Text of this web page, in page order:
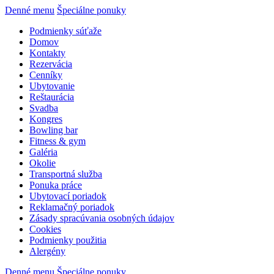
Denné menu Špeciálne ponuky
Podmienky súťaže
Domov
Kontakty
Rezervácia
Cenníky
Ubytovanie
Reštaurácia
Svadba
Kongres
Bowling bar
Fitness & gym
Galéria
Okolie
Transportná služba
Ponuka práce
Ubytovací poriadok
Reklamačný poriadok
Zásady spracúvania osobných údajov
Cookies
Podmienky použitia
Alergény
Denné menu Špeciálne ponuky